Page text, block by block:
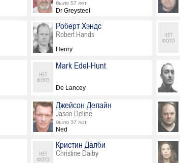
было 57 лет
Dr Greysteel
Роберт Хэндс
Robert Hands
Henry
Mark Edel-Hunt
De Lancey
Джейсон Делайн
Jason Deline
было 37 лет
Ned
Кристин Далби
Christine Dalby